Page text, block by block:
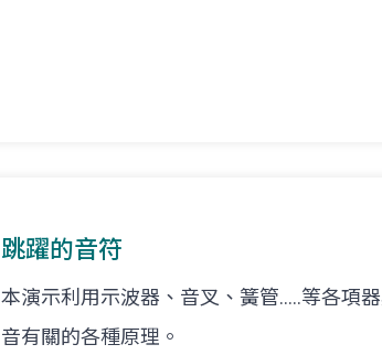
跳躍的音符
本演示利用示波器、音叉、簧管.....等各項
音有關的各種原理。